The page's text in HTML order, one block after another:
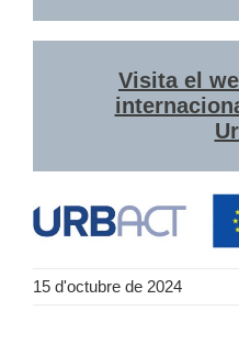
Visita el
15 d'octubre de 2024